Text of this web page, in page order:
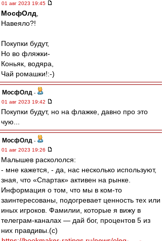
01 авг 2023 19:45
МосфОлд
Навеяло?!
Покупки будут,
Но во фляжки-
Коньяк, водяра,
Чай ромашки!:-)
МосфОлд -
01 авг 2023 19:42
Покупки будут, но на флажке, давно про это
чую...
МосфОлд -
01 авг 2023 19:26
Малышев раскололся:
- мне кажется, - да, нас несколько используют,
зная, что «Спартак» активен на рынке.
Информация о том, что мы в ком-то
заинтересованы, подогревает ценность тех или
иных игроков. Фамилии, которые я вижу в
телеграм-каналах — дай бог, процентов 5 из
них правдивы.(с)